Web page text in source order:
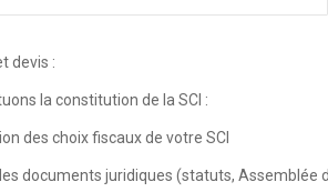
devis :
la constitution de la SCI :
des choix fiscaux de votre SCI
documents juridiques (statuts, Assemblée